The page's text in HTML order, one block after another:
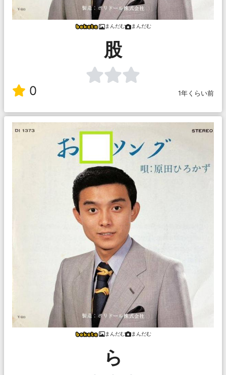
まんだむ まんだむ
股
0 1年くらい前
まんだむ まんだむ
ら